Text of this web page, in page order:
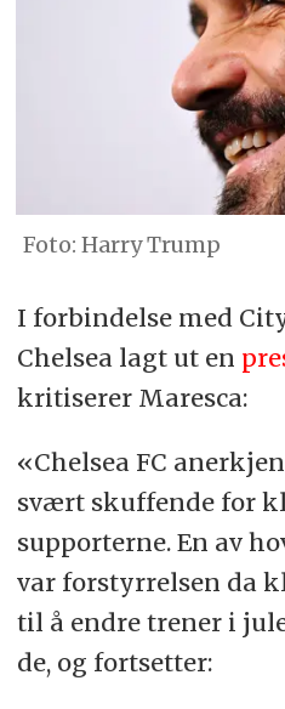
Harry Trump
I forbindelse med
Chelsea lagt ut en
kritiserer Maresca:
«Chelsea FC
svært skuffende for
supporterne. En av
var forstyrrelsen da
til å endre trener i
de, og fortsetter: